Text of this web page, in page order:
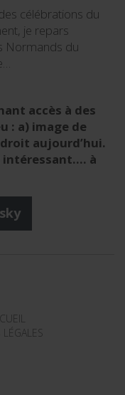
célébrations du
je repars
Normands du
accès à des
: a) image de
aujourd’hui.
intéressant…. à